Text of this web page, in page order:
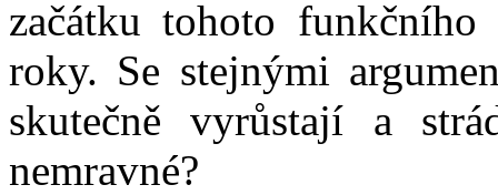
začátku tohoto
roky. Se stejnými
skutečně vyrůstají a
nemravné?